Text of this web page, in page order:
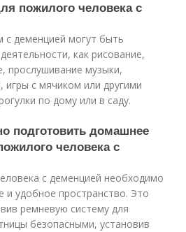
пожилого человека с
деменцией могут быть
как рисование,
прослушивание музыки,
игры с мячиком или другими
по дому или в саду.
подготовить домашнее
человека с
с деменцией необходимо
и удобное пространство. Это
ремневую систему для
безопасными, установив